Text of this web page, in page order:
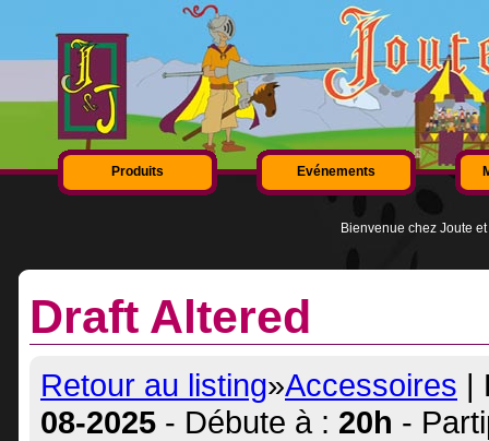
Produits Evénements
Bienvenue chez Joute
Draft Altered
Retour au listing»Accessoires |
08-2025 - Débute à : 20h -